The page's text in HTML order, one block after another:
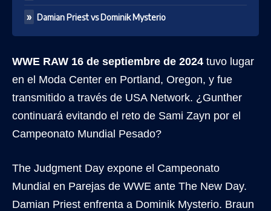
Damian Priest vs Dominik Mysterio
WWE RAW 16 de septiembre de 2024 tuvo lugar
en el Moda Center en Portland, Oregon, y fue
transmitido a través de USA Network. ¿Gunther
continuará evitando el reto de Sami Zayn por el
Campeonato Mundial Pesado?
The Judgment Day expone el Campeonato
Mundial en Parejas de WWE ante The New Day.
Damian Priest enfrenta a Dominik Mysterio. Braun